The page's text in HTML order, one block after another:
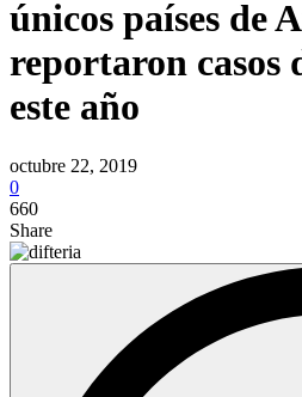
únicos países de
reportaron casos
este año
octubre 22, 2019
0
660
Share